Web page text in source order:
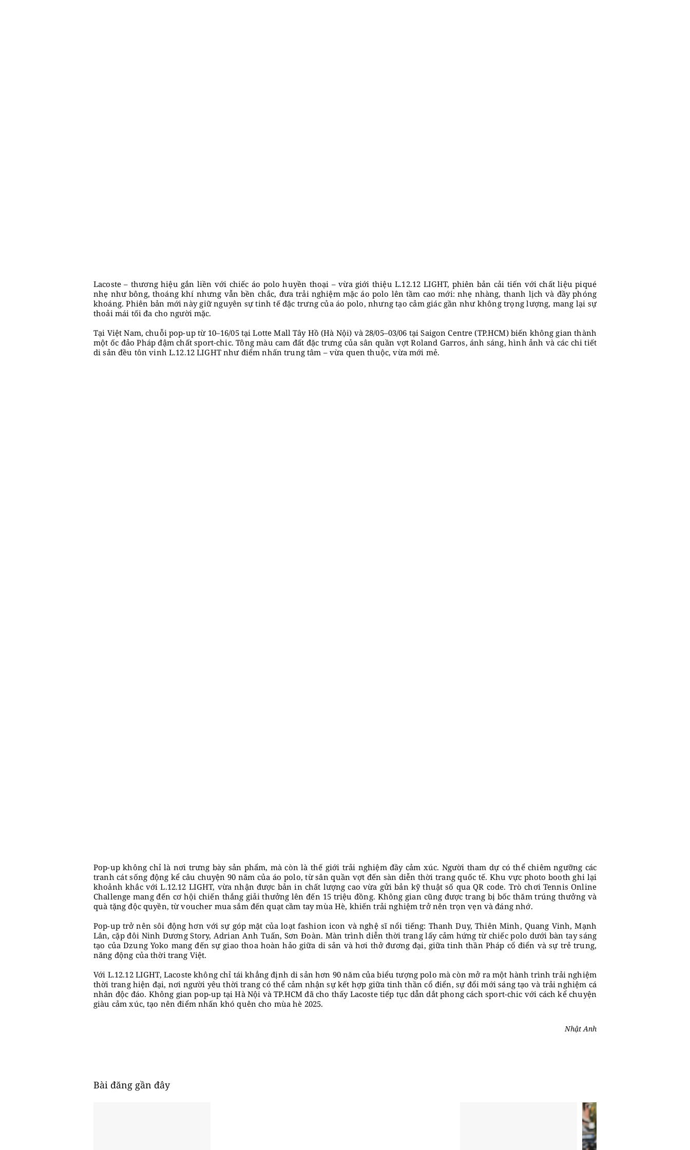
Lacoste – thương hiệu gắn liền với chiếc áo polo huyền thoại – vừa giới thiệu L.12.12 LIGHT, phiên bản cải tiến với chất liệu piqué
nhẹ như bông, thoáng khí nhưng vẫn bền chắc, đưa trải nghiệm mặc áo polo lên tầm cao mới: nhẹ nhàng, thanh lịch và đầy phóng
khoáng. Phiên bản mới này giữ nguyên sự tinh tế đặc trưng của áo polo, nhưng tạo cảm giác gần như không trọng lượng, mang lại sự
thoải mái tối đa cho người mặc.
Tại Việt Nam, chuỗi pop-up từ 10–16/05 tại Lotte Mall Tây Hồ (Hà Nội) và 28/05–03/06 tại Saigon Centre (TP.HCM) biến không gian thành
một ốc đảo Pháp đậm chất sport-chic. Tông màu cam đất đặc trưng của sân quần vợt Roland Garros, ánh sáng, hình ảnh và các chi tiết
di sản đều tôn vinh L.12.12 LIGHT như điểm nhấn trung tâm – vừa quen thuộc, vừa mới mẻ.
Pop-up không chỉ là nơi trưng bày sản phẩm, mà còn là thế giới trải nghiệm đầy cảm xúc. Người tham dự có thể chiêm ngưỡng các
tranh cát sống động kể câu chuyện 90 năm của áo polo, từ sân quần vợt đến sàn diễn thời trang quốc tế. Khu vực photo booth ghi lại
khoảnh khắc với L.12.12 LIGHT, vừa nhận được bản in chất lượng cao vừa gửi bản kỹ thuật số qua QR code. Trò chơi Tennis Online
Challenge mang đến cơ hội chiến thắng giải thưởng lên đến 15 triệu đồng. Không gian cũng được trang bị bốc thăm trúng thưởng và
quà tặng độc quyền, từ voucher mua sắm đến quạt cầm tay mùa Hè, khiến trải nghiệm trở nên trọn vẹn và đáng nhớ.
Pop-up trở nên sôi động hơn với sự góp mặt của loạt fashion icon và nghệ sĩ nổi tiếng: Thanh Duy, Thiên Minh, Quang Vinh, Mạnh
Lân, cặp đôi Ninh Dương Story, Adrian Anh Tuấn, Sơn Đoàn. Màn trình diễn thời trang lấy cảm hứng từ chiếc polo dưới bàn tay sáng
tạo của Dzung Yoko mang đến sự giao thoa hoàn hảo giữa di sản và hơi thở đương đại, giữa tinh thần Pháp cổ điển và sự trẻ trung,
năng động của thời trang Việt.
Với L.12.12 LIGHT, Lacoste không chỉ tái khẳng định di sản hơn 90 năm của biểu tượng polo mà còn mở ra một hành trình trải nghiệm
thời trang hiện đại, nơi người yêu thời trang có thể cảm nhận sự kết hợp giữa tinh thần cổ điển, sự đổi mới sáng tạo và trải nghiệm cá
nhân độc đáo. Không gian pop-up tại Hà Nội và TP.HCM đã cho thấy Lacoste tiếp tục dẫn dắt phong cách sport-chic với cách kể chuyện
giàu cảm xúc, tạo nên điểm nhấn khó quên cho mùa hè 2025.
Nhật Anh
Bài đăng gần đây